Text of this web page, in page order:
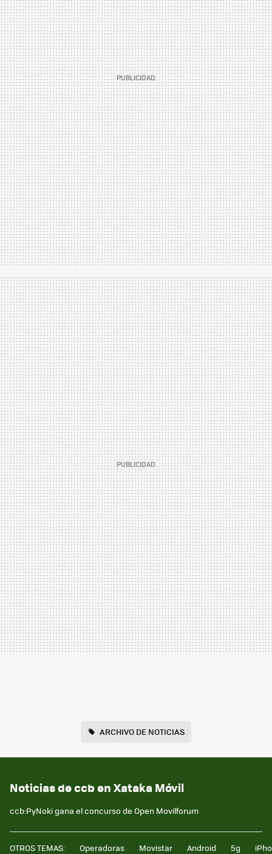
ARCHIVO DE NOTICIAS
Noticias de ccb en Xataka Móvil
ccb:PyNoki gana el concurso de Open Movilforum
OTROS TEMAS: Operadoras Movistar Android 5g